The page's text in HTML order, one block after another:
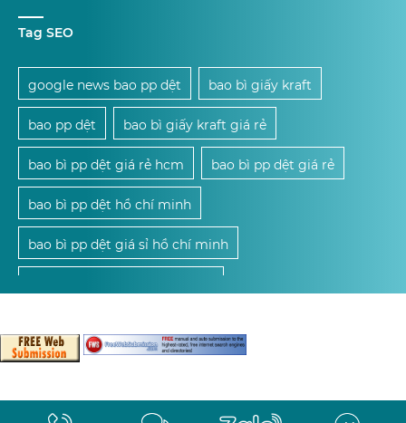
Tag SEO
google news bao pp dệt bao bì giấy kraft
bao pp dệt bao bì giấy kraft giá rẻ
bao bì pp dệt giá rẻ hcm bao bì pp dệt giá rẻ
bao bì pp dệt hồ chí minh
bao bì pp dệt giá sỉ hồ chí minh
cung cấp bao bì pp dệt giá sỉ hcm
cung cấp bao bì pp dệt giá sỉ